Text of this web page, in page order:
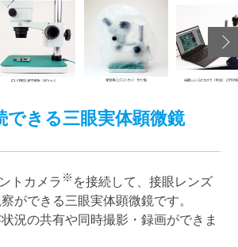
できる三眼実体顕微鏡
トカメラ ※ を接続して、接眼レンズ
ができる三眼実体顕微鏡です。
況の共有や同時撮影・録画ができま